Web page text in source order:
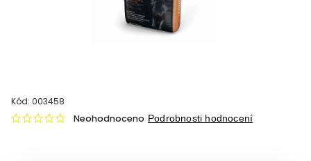
Kód: 003458
Neohodnoceno Podrobnosti hodnocení